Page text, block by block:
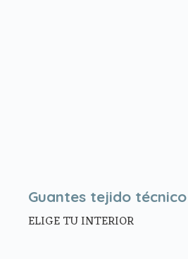
Guantes tejido
ELIGE TU INTERIOR